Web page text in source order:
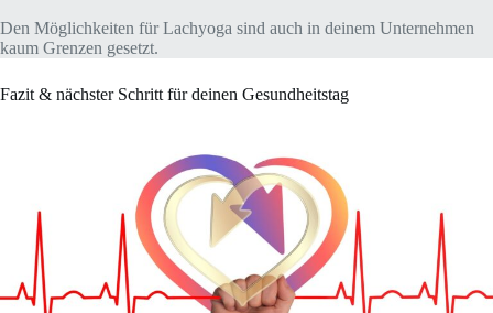
Den Möglichkeiten für Lachyoga sind auch in deinem Unternehmen
kaum Grenzen gesetzt.
Fazit & nächster Schritt für deinen Gesundheitstag